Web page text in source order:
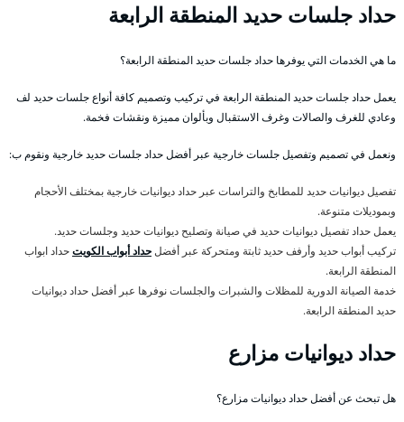
حداد جلسات حديد المنطقة الرابعة
ما هي الخدمات التي يوفرها حداد جلسات حديد المنطقة الرابعة؟
يعمل حداد جلسات حديد المنطقة الرابعة في تركيب وتصميم كافة أنواع جلسات حديد لف
وعادي للغرف والصالات وغرف الاستقبال وبألوان مميزة ونقشات فخمة.
ونعمل في تصميم وتفصيل جلسات خارجية عبر أفضل حداد جلسات حديد خارجية ونقوم ب:
تفصيل ديوانيات حديد للمطابخ والتراسات عبر حداد ديوانيات خارجية بمختلف الأحجام
وبموديلات متنوعة.
يعمل حداد تفصيل ديوانيات حديد في صيانة وتصليح ديوانيات حديد وجلسات حديد.
تركيب أبواب حديد وأرفف حديد ثابتة ومتحركة عبر أفضلحداد أبواب الكويتحداد ابواب
المنطقة الرابعة.
خدمة الصيانة الدورية للمظلات والشبرات والجلسات نوفرها عبر أفضل حداد ديوانيات
حديد المنطقة الرابعة.
حداد ديوانيات مزارع
هل تبحث عن أفضل حداد ديوانيات مزارع؟